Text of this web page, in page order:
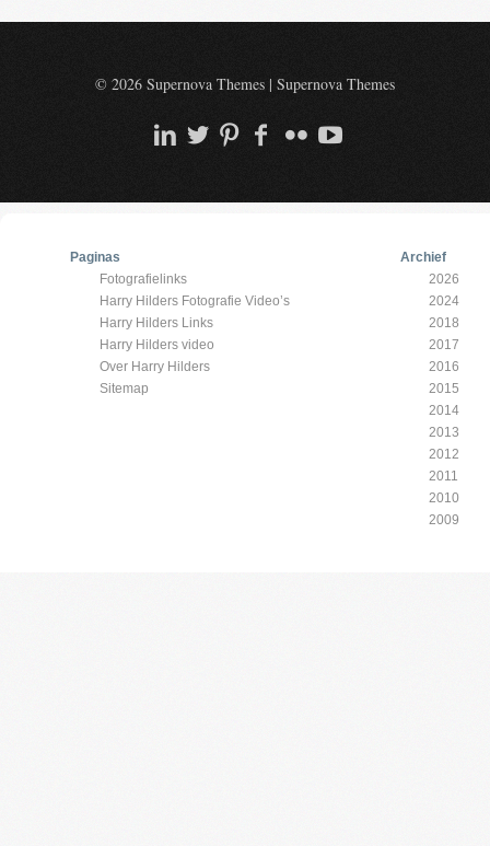
© 2026 Supernova Themes | Supernova Themes
Paginas
Fotografielinks
Harry Hilders Fotografie Video’s
Harry Hilders Links
Harry Hilders video
Over Harry Hilders
Sitemap
Archief
2026
2024
2018
2017
2016
2015
2014
2013
2012
2011
2010
2009